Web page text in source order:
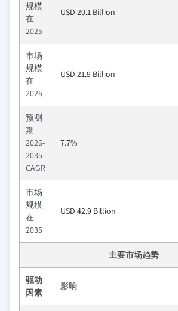
规模
在
2025
USD 20.1 Billion
市场
规模
在
2026
USD 21.9 Billion
预测
期
2026-
2035
CAGR
7.7%
市场
规模
在
2035
USD 42.9 Billion
主要市场趋势
驱动
因素
影响